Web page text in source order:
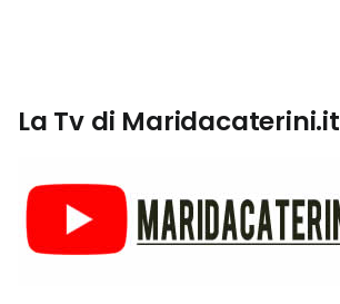
La Tv di Maridacaterini.it